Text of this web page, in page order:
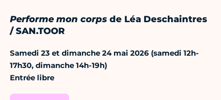
Performe mon corps de Léa Deschaintres
/ SAN.TOOR
Samedi 23 et dimanche 24 mai 2026 (samedi 12h-
17h30, dimanche 14h-19h)
Entrée libre